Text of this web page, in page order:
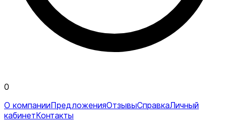
0
О компанииПредложенияОтзывыСправкаЛичный
кабинетКонтакты